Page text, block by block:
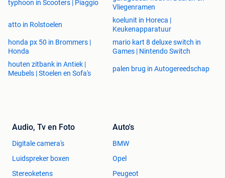
typhoon in Scooters | Piaggio
Vliegenramen
atto in Rolstoelen
koelunit in Horeca |
Keukenapparatuur
honda px 50 in Brommers |
Honda
mario kart 8 deluxe switch in
Games | Nintendo Switch
houten zitbank in Antiek |
Meubels | Stoelen en Sofa's
palen brug in Autogereedschap
Audio, Tv en Foto
Digitale camera's
Luidspreker boxen
Stereoketens
Auto's
BMW
Opel
Peugeot